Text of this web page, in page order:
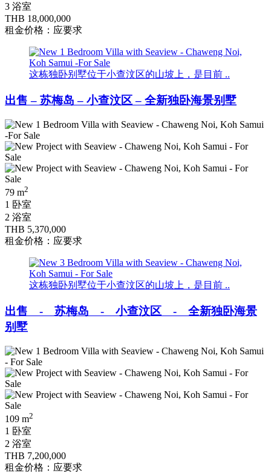
3 浴室
THB 18,000,000
租金价格：应要求
这栋独卧别墅位于小查汶区的山坡上，是目前 ..
出售 – 苏梅岛 – 小查汶区 – 全新独卧海景别墅
79 m2
1 卧室
2 浴室
THB 5,370,000
租金价格：应要求
这栋独卧别墅位于小查汶区的山坡上，是目前 ..
出售 - 苏梅岛 - 小查汶区 - 全新独卧海景
别墅
109 m2
1 卧室
2 浴室
THB 7,200,000
租金价格：应要求